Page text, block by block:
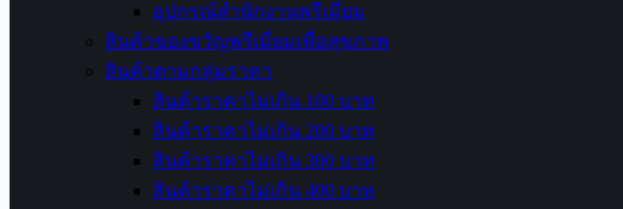
อุปกรณ์สำนักงานพรีเมี่ยม
สินค้าของขวัญพรีเมี่ยมเพื่อสุขภาพ
สินค้าตามกลุ่มราคา
สินค้าราคาไม่เกิน 100 บาท
สินค้าราคาไม่เกิน 200 บาท
สินค้าราคาไม่เกิน 300 บาท
สินค้าราคาไม่เกิน 400 บาท